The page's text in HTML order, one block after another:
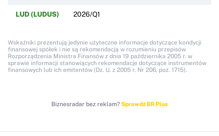
LUD (LUDUS) 2026/Q1
Wskaźniki prezentują jedynie użyteczne informacje dotyczące kondycji
finansowej spółek i nie są rekomendacją w rozumieniu przepisów
Rozporządzenia Ministra Finansów z dnia 19 października 2005 r. w
sprawie informacji stanowiących rekomendacje dotyczące instrumentów
finansowych lub ich emitentów (Dz. U. z 2005 r. Nr 206, poz. 1715).
Biznesradar bez reklam? Sprawdź BR Plus